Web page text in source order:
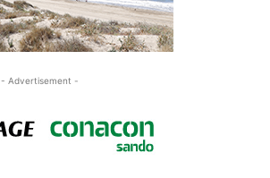
- Advertisement -